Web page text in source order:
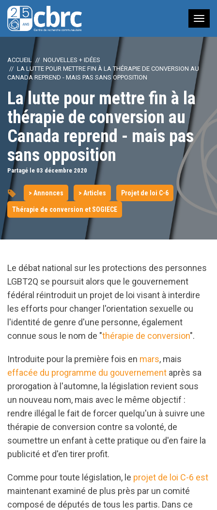
à
ACCUEIL
NOUVELLES + IDÉES
LA LUTTE POUR METTRE FIN À LA THÉRAPIE DE CONVERSION AU
CANADA REPREND - MAIS PAS SANS OPPOSITION
La lutte pour mettre fin à la
thérapie de conversion au
Canada reprend - mais pas
sans opposition
Partagé le 03 décembre 2020
> Annonces > Articles Projet de loi C-6
Thérapie de conversion et SOGIECE
Le débat national sur les protections des personnes
LGBT2Q se poursuit alors que le gouvernement
fédéral réintroduit un projet de loi visant à interdire
les efforts pour changer l'orientation sexuelle ou
l'identité de genre d'une personne, également
connue sous le nom de "thérapie de conversion".
Introduite pour la première fois en mars, mais
effacée du programme du gouvernement après sa
prorogation à l'automne, la législation revient sous
un nouveau nom, mais avec le même objectif :
rendre illégal le fait de forcer quelqu'un à suivre une
thérapie de conversion contre sa volonté, de
soumettre un enfant à cette pratique ou d'en faire la
publicité et d'en tirer profit.
Comme pour toute législation, le projet de loi C-6 est
maintenant examiné de plus près par un comité
composé de députés de tous les partis. Dans ce